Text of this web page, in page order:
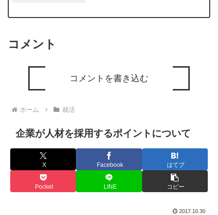
会仁としての経験を積んでいる30代を戦
コメント
コメントを書き込む
ホーム 就活
企業が人材を採用するポイントについて
X Facebook はてブ
Pocket LINE コピー
2017.10.30